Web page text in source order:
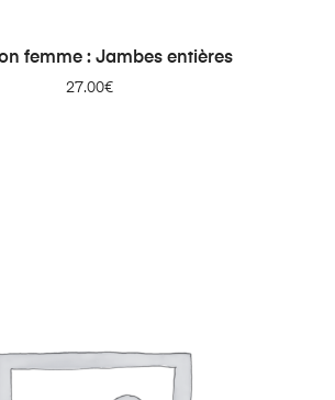
AJOUTER AU PANIER
femme : Jambes entières
27.00€